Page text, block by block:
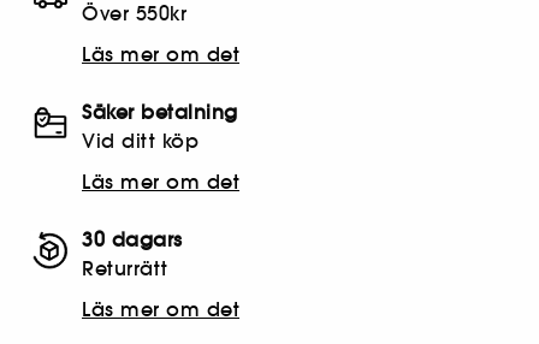
Över 550kr
Läs mer om det
Säker betalning
Vid ditt köp
Läs mer om det
30 dagars
Returrätt
Läs mer om det